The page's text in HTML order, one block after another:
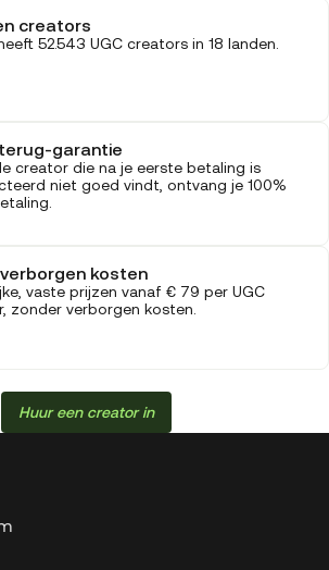
creators
52.543 UGC creators in 18 landen.
garantie
creator die na je eerste betaling is
niet goed vindt, ontvang je 100%
kosten
vaste prijzen vanaf € 79 per UGC
zonder verborgen kosten.
Huur een creator in